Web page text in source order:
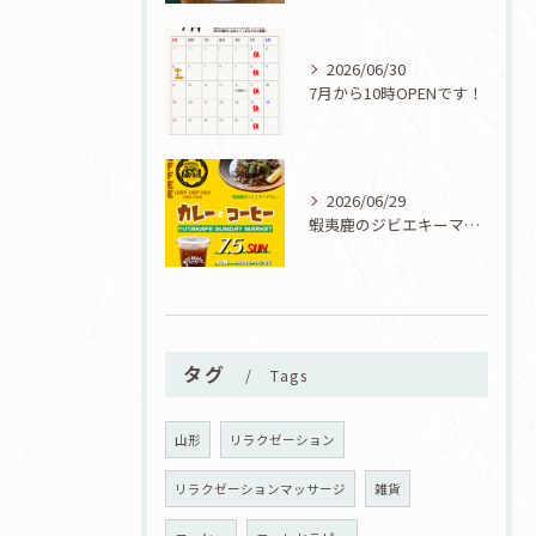
2026/06/30
7月から10時OPENです！
2026/06/29
蝦夷鹿のジビエキーマカレーが食べられる7/5『カレーとコーヒーと七夕』開催！
タグ Tags
山形 リラクゼーション
リラクゼーションマッサージ 雑貨